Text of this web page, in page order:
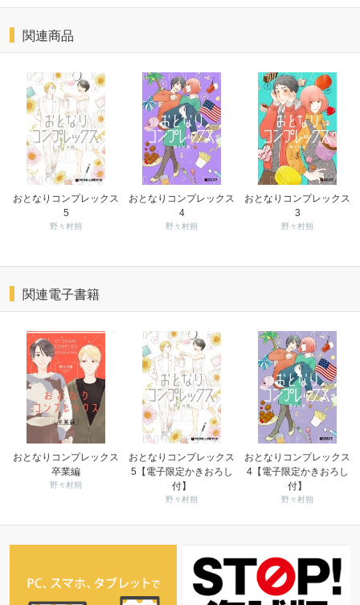
関連商品
おとなりコンプレックス
5
野々村朔
おとなりコンプレックス
4
野々村朔
おとなりコンプレックス
3
野々村朔
関連電子書籍
おとなりコンプレックス
卒業編
野々村朔
おとなりコンプレックス
5【電子限定かきおろし
付】
野々村朔
おとなりコンプレックス
4【電子限定かきおろし
付】
野々村朔